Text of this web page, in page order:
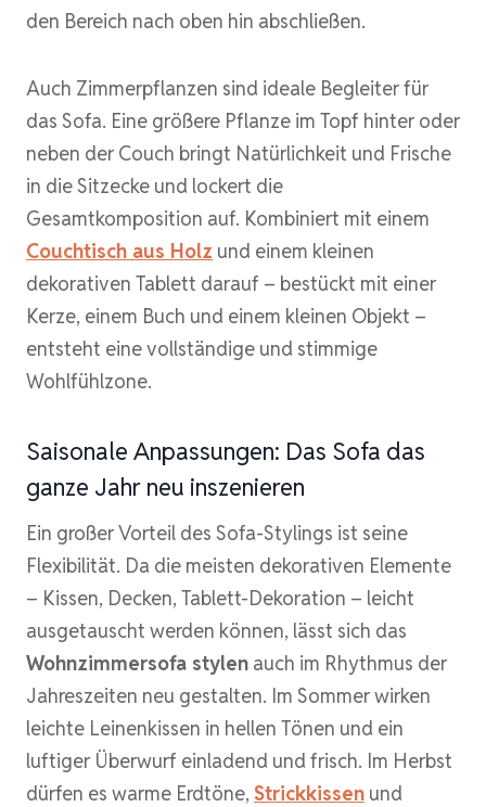
den Bereich nach oben hin abschließen.
Auch Zimmerpflanzen sind ideale Begleiter für
das Sofa. Eine größere Pflanze im Topf hinter oder
neben der Couch bringt Natürlichkeit und Frische
in die Sitzecke und lockert die
Gesamtkomposition auf. Kombiniert mit einem
Couchtisch aus Holz und einem kleinen
dekorativen Tablett darauf – bestückt mit einer
Kerze, einem Buch und einem kleinen Objekt –
entsteht eine vollständige und stimmige
Wohlfühlzone.
Saisonale Anpassungen: Das Sofa das
ganze Jahr neu inszenieren
Ein großer Vorteil des Sofa-Stylings ist seine
Flexibilität. Da die meisten dekorativen Elemente
– Kissen, Decken, Tablett-Dekoration – leicht
ausgetauscht werden können, lässt sich das
Wohnzimmersofa stylen auch im Rhythmus der
Jahreszeiten neu gestalten. Im Sommer wirken
leichte Leinenkissen in hellen Tönen und ein
luftiger Überwurf einladend und frisch. Im Herbst
dürfen es warme Erdtöne, Strickkissen und